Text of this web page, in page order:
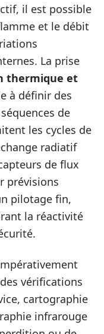
il est possible
et le débit
La prise
thermique et
à définir des
de
les cycles de
radiatif
de flux
prévisions
pilotage fin,
la réactivité
vérifications
cartographie
infrarouge